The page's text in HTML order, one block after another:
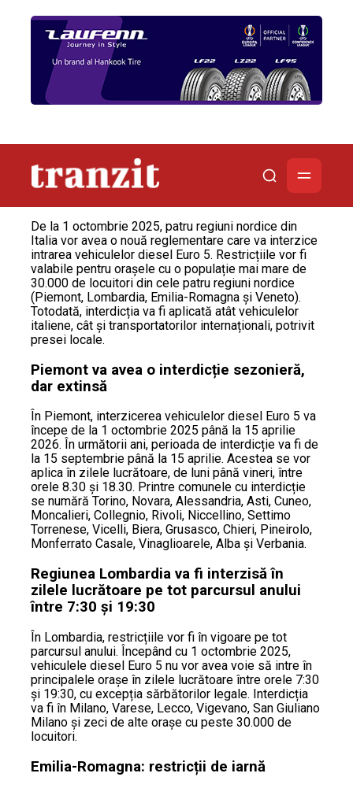
De la 1 octombrie 2025, patru regiuni nordice din
Italia vor avea o nouă reglementare care va interzice
intrarea vehiculelor diesel Euro 5. Restricțiile vor fi
valabile pentru orașele cu o populație mai mare de
30.000 de locuitori din cele patru regiuni nordice
(Piemont, Lombardia, Emilia-Romagna și Veneto).
Totodată, interdicția va fi aplicată atât vehiculelor
italiene, cât și transportatorilor internaționali, potrivit
presei locale.
Piemont va avea o interdicție sezonieră,
dar extinsă
În Piemont, interzicerea vehiculelor diesel Euro 5 va
începe de la 1 octombrie 2025 până la 15 aprilie
2026. În următorii ani, perioada de interdicție va fi de
la 15 septembrie până la 15 aprilie. Acestea se vor
aplica în zilele lucrătoare, de luni până vineri, între
orele 8.30 și 18.30. Printre comunele cu interdicție
se numără Torino, Novara, Alessandria, Asti, Cuneo,
Moncalieri, Collegnio, Rivoli, Niccellino, Settimo
Torrenese, Vicelli, Biera, Grusasco, Chieri, Pineirolo,
Monferrato Casale, Vinaglioarele, Alba și Verbania.
Regiunea Lombardia va fi interzisă în
zilele lucrătoare pe tot parcursul anului
între 7:30 și 19:30
În Lombardia, restricțiile vor fi în vigoare pe tot
parcursul anului. Începând cu 1 octombrie 2025,
vehiculele diesel Euro 5 nu vor avea voie să intre în
principalele orașe în zilele lucrătoare între orele 7:30
și 19:30, cu excepția sărbătorilor legale. Interdicția
va fi în Milano, Varese, Lecco, Vigevano, San Giuliano
Milano și zeci de alte orașe cu peste 30.000 de
locuitori.
Emilia-Romagna: restricții de iarnă